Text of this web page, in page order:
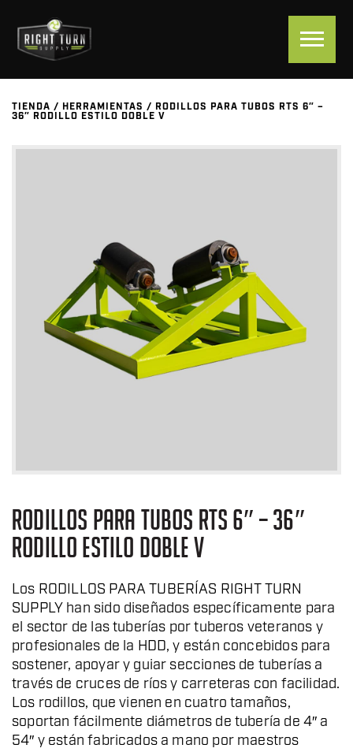
TIENDA / HERRAMIENTAS / RODILLOS PARA TUBOS RTS 6″ –
36″ RODILLO ESTILO DOBLE V
RODILLOS PARA TUBOS RTS 6″ – 36″
RODILLO ESTILO DOBLE V
Los RODILLOS PARA TUBERÍAS RIGHT TURN
SUPPLY han sido diseñados específicamente para
el sector de las tuberías por tuberos veteranos y
profesionales de la HDD, y están concebidos para
sostener, apoyar y guiar secciones de tuberías a
través de cruces de ríos y carreteras con facilidad.
Los rodillos, que vienen en cuatro tamaños,
soportan fácilmente diámetros de tubería de 4″ a
54″ y están fabricados a mano por maestros